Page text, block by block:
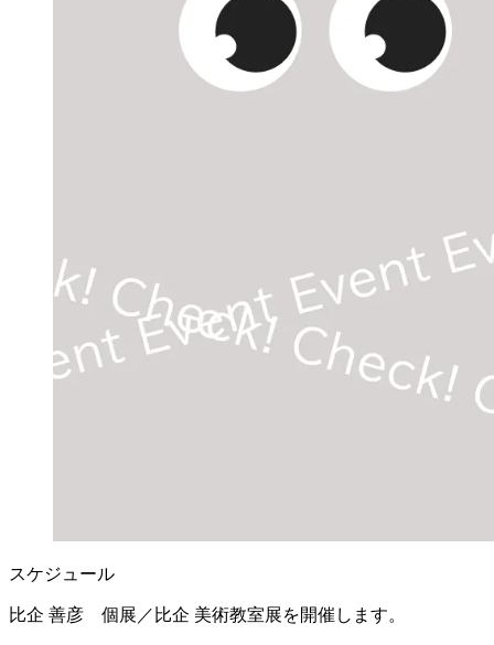
スケジュール
比企 善彦 個展／比企 美術教室展を開催します。